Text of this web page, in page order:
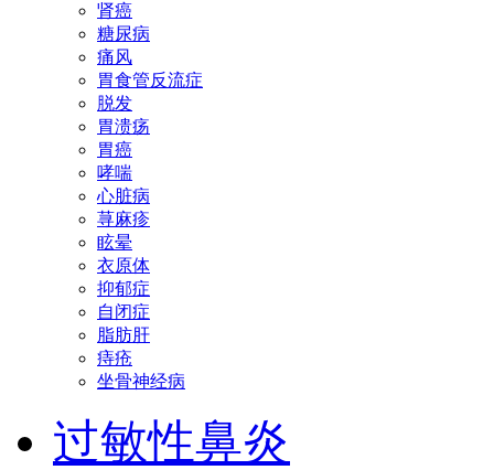
肾癌
糖尿病
痛风
胃食管反流症
脱发
胃溃疡
胃癌
哮喘
心脏病
荨麻疹
眩晕
衣原体
抑郁症
自闭症
脂肪肝
痔疮
坐骨神经病
过敏性鼻炎